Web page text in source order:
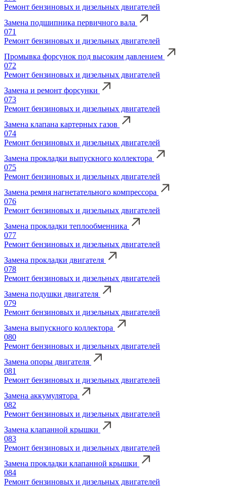
Ремонт бензиновых и дизельных двигателей
Замена подшипника первичного вала
071
Ремонт бензиновых и дизельных двигателей
Промывка форсунок под высоким давлением
072
Ремонт бензиновых и дизельных двигателей
Замена и ремонт форсунки
073
Ремонт бензиновых и дизельных двигателей
Замена клапана картерных газов
074
Ремонт бензиновых и дизельных двигателей
Замена прокладки выпускного коллектора
075
Ремонт бензиновых и дизельных двигателей
Замена ремня нагнетательного компрессора
076
Ремонт бензиновых и дизельных двигателей
Замена прокладки теплообменника
077
Ремонт бензиновых и дизельных двигателей
Замена прокладки двигателя
078
Ремонт бензиновых и дизельных двигателей
Замена подушки двигателя
079
Ремонт бензиновых и дизельных двигателей
Замена выпускного коллектора
080
Ремонт бензиновых и дизельных двигателей
Замена опоры двигателя
081
Ремонт бензиновых и дизельных двигателей
Замена аккумулятора
082
Ремонт бензиновых и дизельных двигателей
Замена клапанной крышки
083
Ремонт бензиновых и дизельных двигателей
Замена прокладки клапанной крышки
084
Ремонт бензиновых и дизельных двигателей